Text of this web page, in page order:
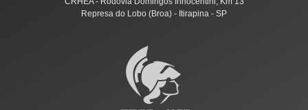
Represa do Lobo (Broa) - Itirapina - SP